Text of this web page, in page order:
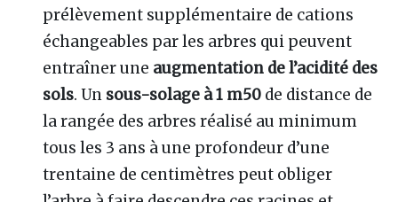
prélèvement supplémentaire de cations
échangeables par les arbres qui peuvent
entraîner une augmentation de l’acidité des
sols. Un sous-solage à 1 m50 de distance de
la rangée des arbres réalisé au minimum
tous les 3 ans à une profondeur d’une
trentaine de centimètres peut obliger